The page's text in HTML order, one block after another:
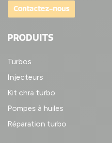
Contactez-nous
PRODUITS
Turbos
Injecteurs
Kit chra turbo
Pompes à huiles
Réparation turbo